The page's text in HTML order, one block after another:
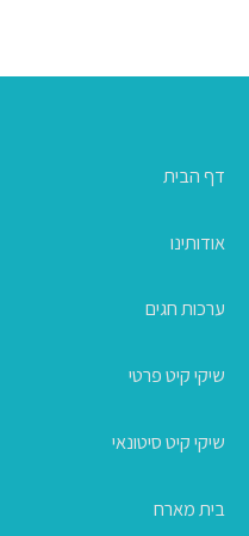
דף הבית
אודותינו
ערכות חגים
שיקי קיט פרטי
שיקי קיט סיטונאי
בית מארח